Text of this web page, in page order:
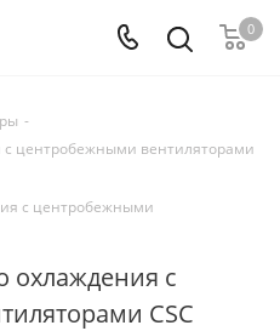
0
-
центробежными вентиляторами
с центробежными
охлаждения с
CSC